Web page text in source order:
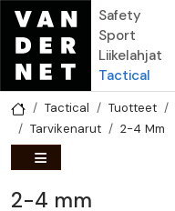
Hyppää pääsisältöön
Safety
Sport
Liikelahjat
Tactical
Tactical Tuotteet
Tarvikenarut
2-4 Mm
2-4 mm